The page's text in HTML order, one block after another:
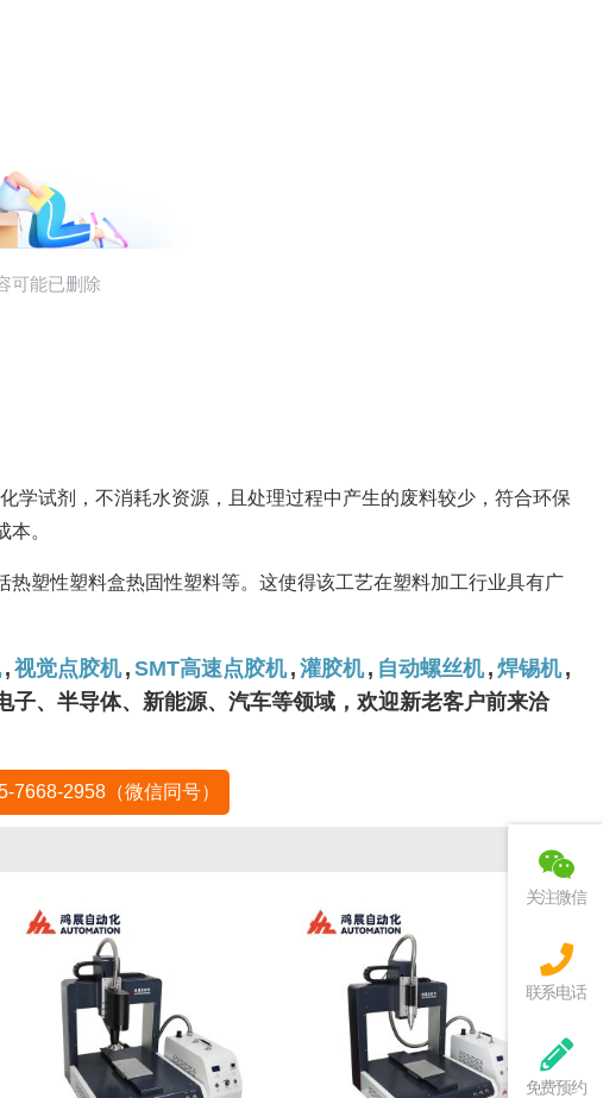
学试剂，不消耗水资源，且处理过程中产生的废料较少，符合环保
。
塑性塑料盒热固性塑料等。这使得该工艺在塑料加工行业具有广
, 视觉点胶机 , SMT高速点胶机 , 灌胶机 , 自动螺丝机 , 焊锡机 ,
、半导体、新能源、汽车等领域，欢迎新老客户前来洽
7668-2958（微信同号）
关注微信
联系电话
免费预约